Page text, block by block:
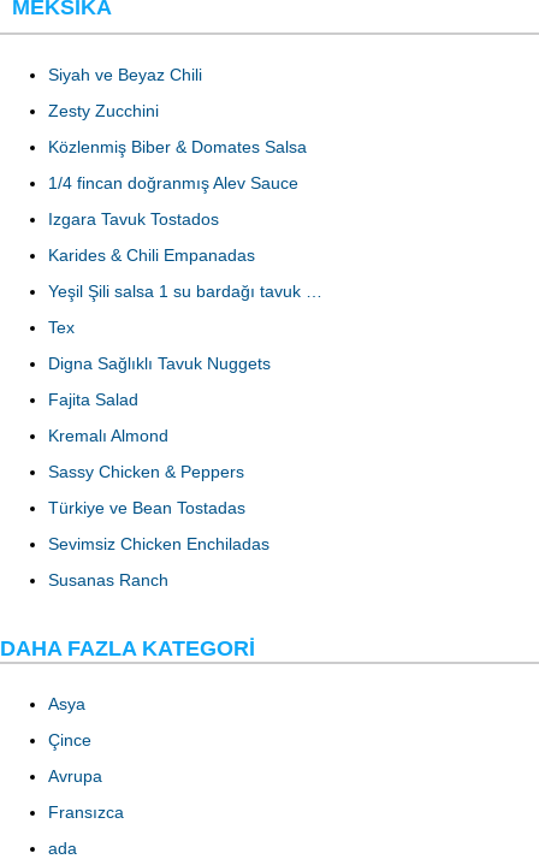
MEKSIKA
Siyah ve Beyaz Chili
Zesty Zucchini
Közlenmiş Biber & Domates Salsa
1/4 fincan doğranmış Alev Sauce
Izgara Tavuk Tostados
Karides & Chili Empanadas
Yeşil Şili salsa 1 su bardağı tavuk …
Tex
Digna Sağlıklı Tavuk Nuggets
Fajita Salad
Kremalı Almond
Sassy Chicken & Peppers
Türkiye ve Bean Tostadas
Sevimsiz Chicken Enchiladas
Susanas Ranch
DAHA FAZLA KATEGORI
Asya
Çince
Avrupa
Fransızca
ada